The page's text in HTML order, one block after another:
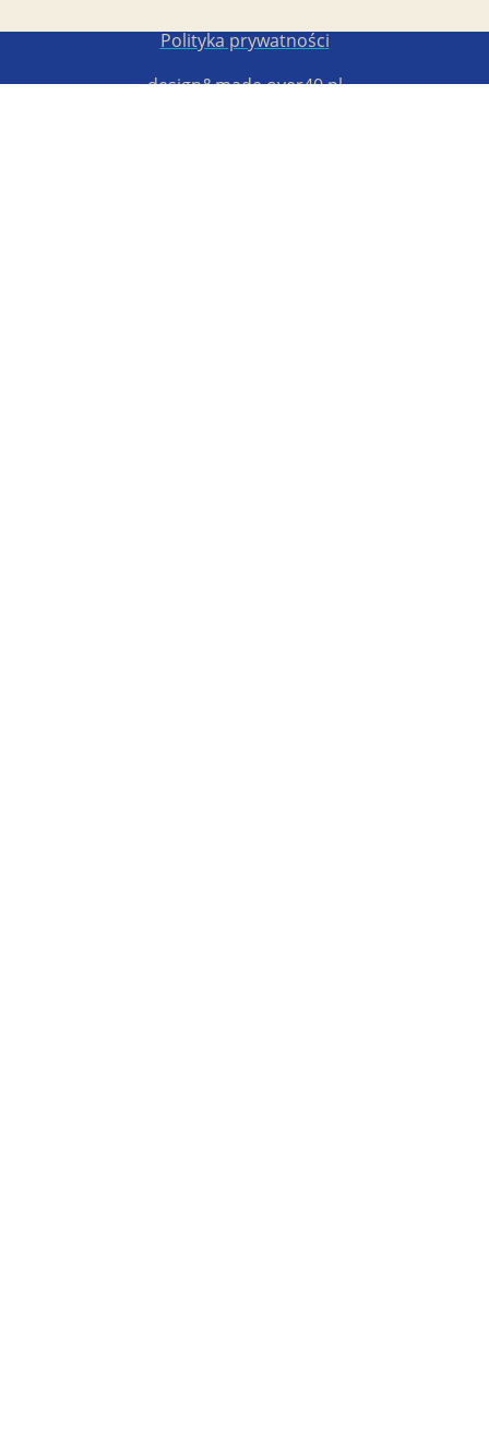
Polityka prywatności
design&madeover40.pl